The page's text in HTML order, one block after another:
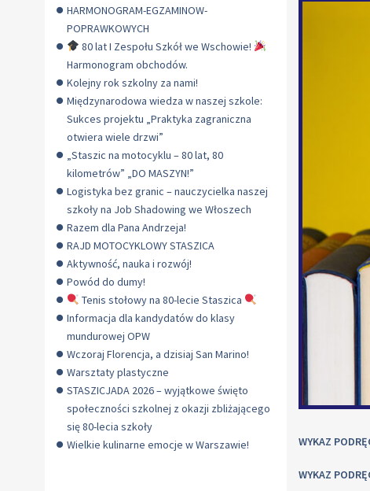
WYKAZ
WYKAZ
HARMONOGRAM-EGZAMINOW-
POPRAWKOWYCH
80 lat I Zespołu Szkół we Wschowie!
Harmonogram obchodów.
Kolejny rok szkolny za nami!
Międzynarodowa wiedza w naszej szkole:
Sukces projektu „Praktyka zagraniczna
otwiera wiele drzwi”
„Staszic na motocyklu – 80 lat, 80
kilometrów” „DO MASZYN!”
Logistyka bez granic – nauczycielka naszej
szkoły na Job Shadowing we Włoszech
Razem dla Pana Andrzeja!
RAJD MOTOCYKLOWY STASZICA
Aktywność, nauka i rozwój!
Powód do dumy!
Tenis stołowy na 80-lecie Staszica
Informacja dla kandydatów do klasy
mundurowej OPW
Wczoraj Florencja, a dzisiaj San Marino!
Warsztaty plastyczne
STASZICJADA 2026 – wyjątkowe święto
społeczności szkolnej z okazji zbliżającego
się 80-lecia szkoły
Wielkie kulinarne emocje w Warszawie!